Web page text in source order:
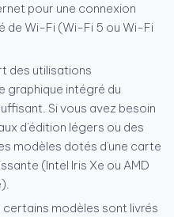
pour une connexion
de Wi-Fi (Wi-Fi 5 ou Wi-Fi
des utilisations
graphique intégré du
Si vous avez besoin
d'édition légers ou des
modèles dotés d'une carte
(Intel Iris Xe ou AMD
certains modèles sont livrés